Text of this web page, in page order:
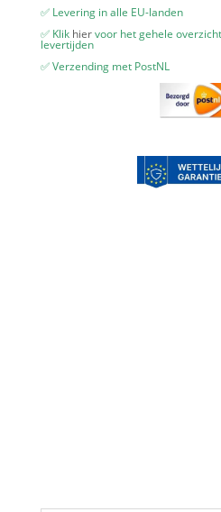
✅ Levering in alle EU-landen
✅ Klik hiervoor het gehele
levertijden
✅ Verzending met PostNL